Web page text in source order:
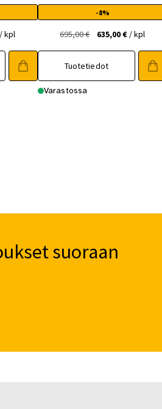
415,00 €.
/ kpl
-8%
695,00€
Alkuperäinen
oli:
635,00€Nykyinen
635,00 €.
/ kpl
Tuotetiedot
Varastossa
suoraan